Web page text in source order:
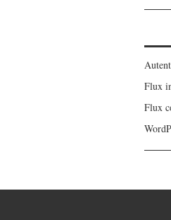
Flux
Flux